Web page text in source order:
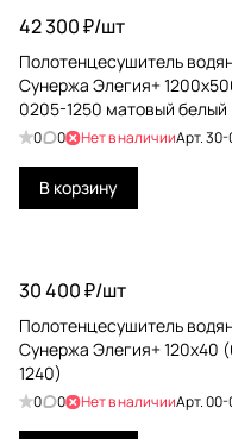
42 300 ₽/шт
Полотенцесушитель
Сунержа Элегия+
0205-1250 матовый белый
0 0 Нет в наличииАрт.30-
В корзину
30 400 ₽/шт
Полотенцесушитель
Сунержа Элегия+ 120x40
1240)
0 0 Нет в наличииАрт.00-